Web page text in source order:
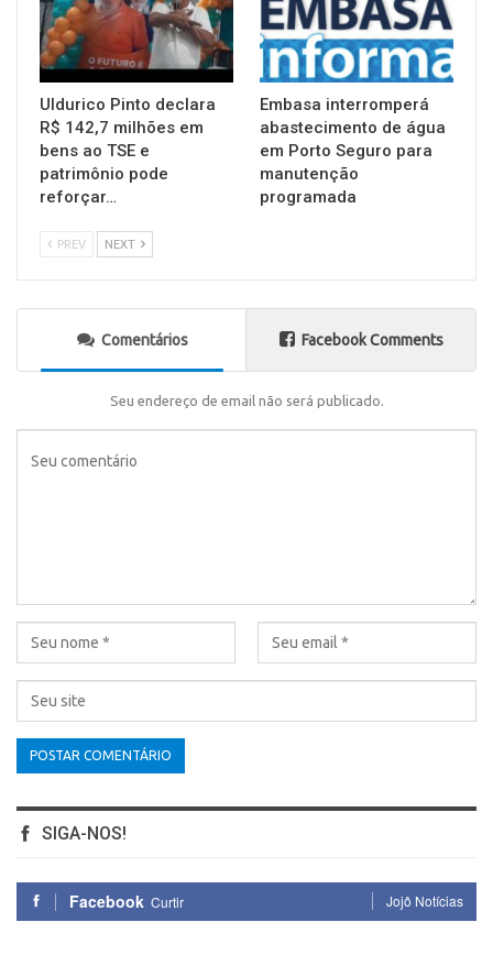
Uldurico Pinto declara
R$ 142,7 milhões em
bens ao TSE e
patrimônio pode
reforçar…
Embasa interromperá
abastecimento de água
em Porto Seguro para
manutenção
programada
PREV NEXT
Comentários Facebook Comments
Seu endereço de email não será publicado.
SIGA-NOS!
Facebook Curtir Jojô Notícias